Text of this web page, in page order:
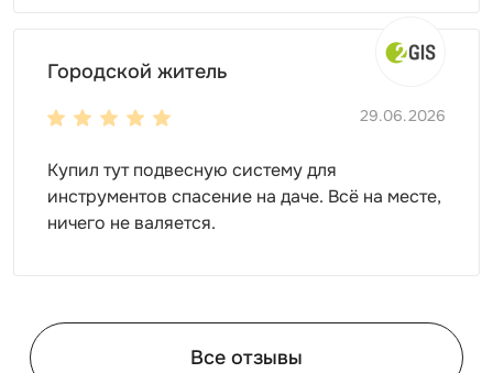
Городской житель
29.06.2026
Купил тут подвесную систему для
инструментов спасение на даче. Всё на месте,
ничего не валяется.
Все отзывы